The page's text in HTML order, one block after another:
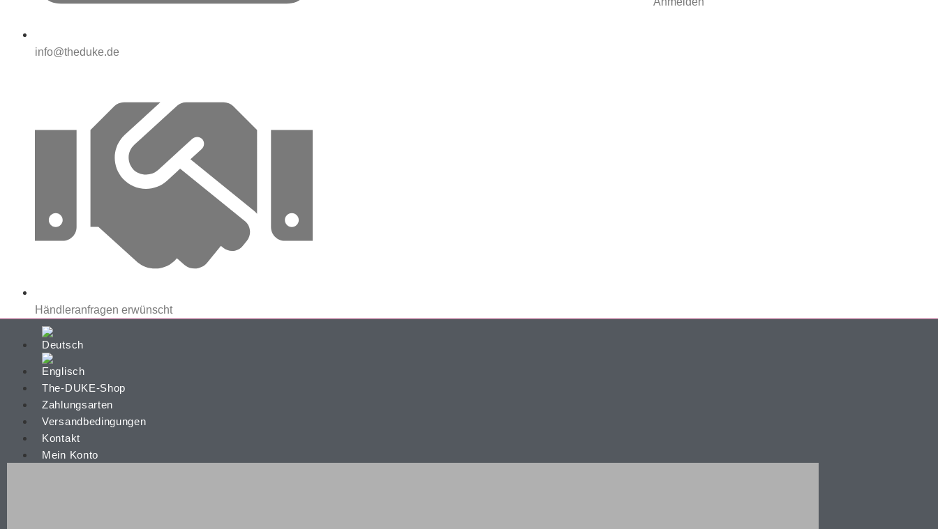
info@theduke.de
Händleranfragen erwünscht
The-DUKE-Shop
Zahlungsarten
Versandbedingungen
Kontakt
Mein Konto